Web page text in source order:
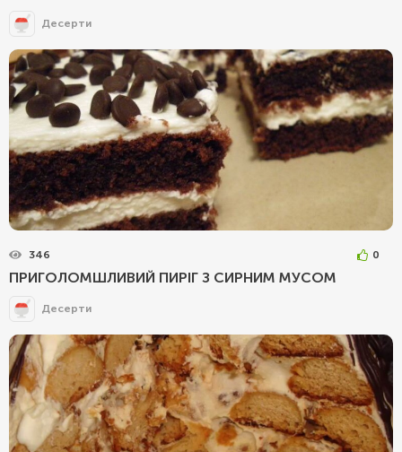
Десерти
346 0
ПРИГОЛОМШЛИВИЙ ПИРІГ З СИРНИМ МУСОМ
Десерти